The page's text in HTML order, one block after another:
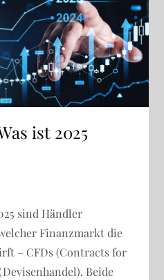
ist 2025
sind Händler
Finanzmarkt die
– CFDs (Contracts for
Beide